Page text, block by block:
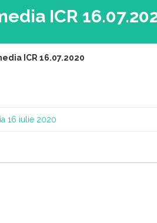
ICR
ICR 16.07.2020
16 iulie 2020